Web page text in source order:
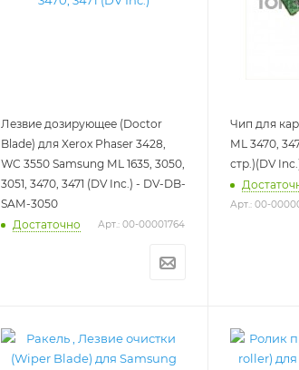
Лезвие дозирующее (Doctor
Blade) для Xerox Phaser 3428,
WC 3550 Samsung ML 1635, 3050,
3051, 3470, 3471 (DV Inc.) - DV-DB-
SAM-3050
Достаточно
Арт.: 00-00001764
Чип для
ML 3470,
стр.)(DV
Арт.: 00-